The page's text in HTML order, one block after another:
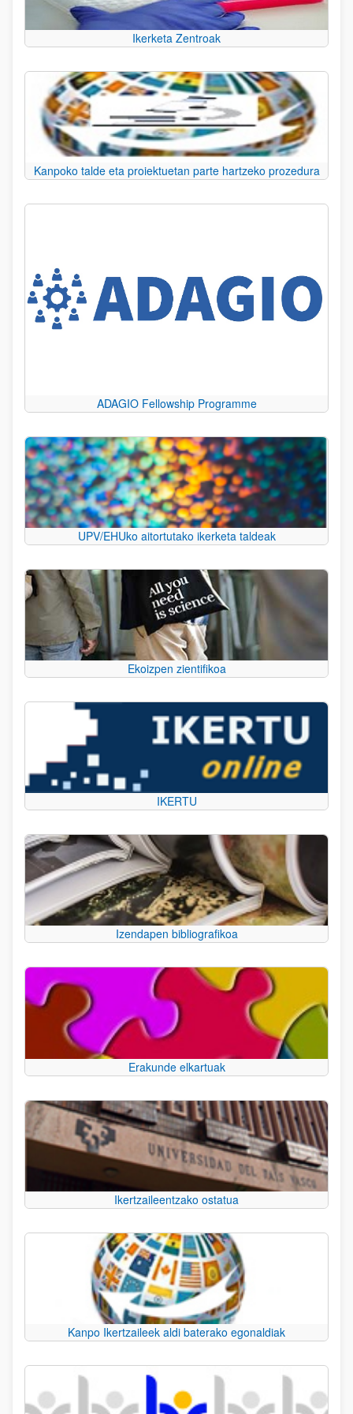
Ikerketa Zentroak
Kanpoko talde eta proiektuetan parte hartzeko prozedura
ADAGIO Fellowship Programme
UPV/EHUko aitortutako ikerketa taldeak
Ekoizpen zientifikoa
IKERTU
Izendapen bibliografikoa
Erakunde elkartuak
Ikertzaileentzako ostatua
Kanpo Ikertzaileek aldi baterako egonaldiak